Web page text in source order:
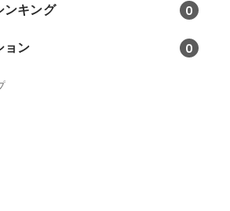
ンキング 0
ョン 0